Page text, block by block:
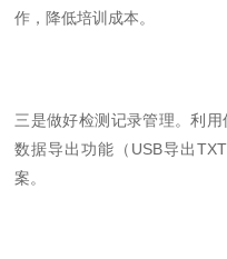
作，降低培训成本。
三是做好检测记录管理。利
数据导出功能（USB导出
案。